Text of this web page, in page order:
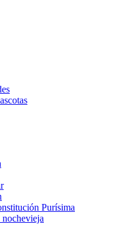
Purísima
nochevieja